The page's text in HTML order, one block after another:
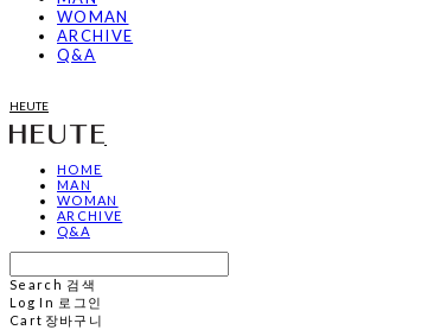
WOMAN
ARCHIVE
Q&A
HEUTE
HOME
MAN
WOMAN
ARCHIVE
Q&A
Search 검색
Log In 로그인
Cart 장바구니